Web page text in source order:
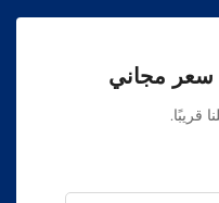
مجاني
قريبًا.